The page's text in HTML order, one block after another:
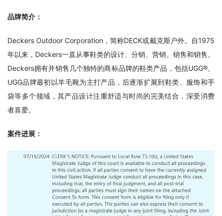
品牌简介：
Deckers Outdoor Corporation，简称DECK或戴克斯户外。自1975
年以来，Deckers一直从事鞋类的设计、分销、营销、销售和销售。
Deckers拥有并销售几个独特的商标品牌的鞋类产品，包括UGG®。
UGG品牌最初以羊毛靴为主打产品，后逐渐扩展到鞋类、服饰和手
袋等多个领域，其产品设计注重舒适与时尚的完美结合，深受消费
者喜爱。
案件进展：